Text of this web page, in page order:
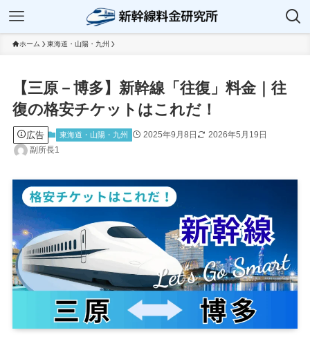
ホーム 東海道・山陽・九州
【三原－博多】新幹線「往復」料金｜往
復の格安チケットはこれだ！
広告 東海道・山陽・九州 2025年9月8日
2026年5月19日
副所長1